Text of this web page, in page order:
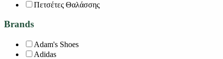
Πετσέτες Θαλάσσης
Brands
Adam's Shoes
Adidas